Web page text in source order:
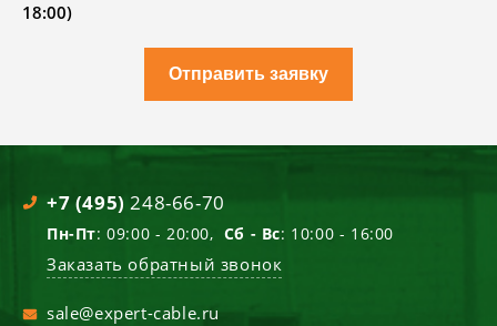
18:00)
Отправить заявку
+7 (495) 248-66-70
Пн-Пт: 09:00 - 20:00, Сб - Вс: 10:00 - 16:00
Заказать обратный звонок
sale@expert-cable.ru